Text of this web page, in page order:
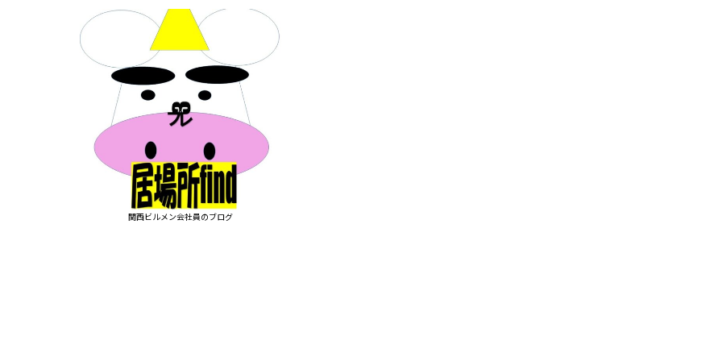
関西ビルメン会社員のブログ